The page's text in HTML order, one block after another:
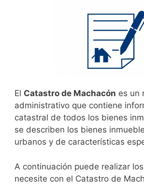
El Catastro de Machacón es un
administrativo que contiene
catastral de todos los bienes
se describen los bienes
urbanos y de características
A continuación puede realizar
necesite con el Catastro de